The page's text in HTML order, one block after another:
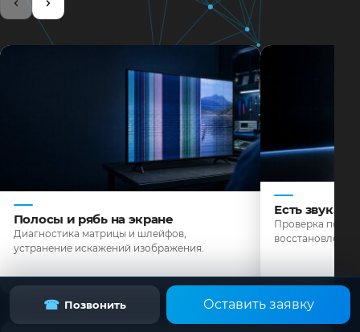
Полосы и рябь на экране
Диагностика матрицы и шлейфов,
устранение искажений изображения.
Есть звук,
Проверка
восстановление
☎ Позвонить Оставить заявку